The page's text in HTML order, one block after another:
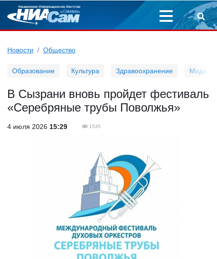
Новости Общество
Образование Культура Здравоохранение Мода
В Сызрани вновь пройдет фестиваль
«Серебряные трубы Поволжья»
4 июля 2026 15:29 1535